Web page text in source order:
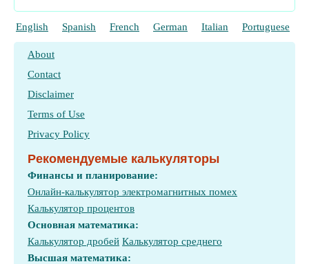
English Spanish French German Italian Portuguese
About
Contact
Disclaimer
Terms of Use
Privacy Policy
Рекомендуемые калькуляторы
Финансы и планирование:
Онлайн-калькулятор электромагнитных помех
Калькулятор процентов
Основная математика:
Калькулятор дробей Калькулятор среднего
Высшая математика: